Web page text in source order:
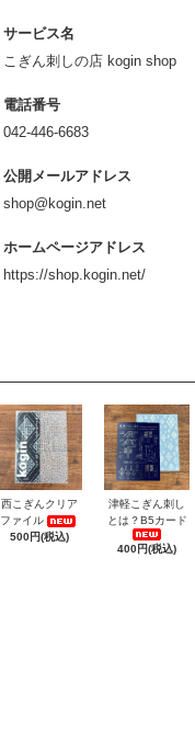
サービス名
こぎん刺しの店 kogin shop
電話番号
042-446-6683
公開メールアドレス
shop@kogin.net
ホームページアドレス
https://shop.kogin.net/
西こぎんクリア
ファイル
500円(税込)
津軽こぎん刺し
とは？B5カード
400円(税込)